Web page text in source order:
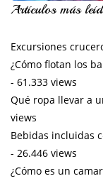
Artículos más
Excursiones
¿Cómo flotan los
- 61.333 views
Qué ropa llevar a
views
Bebidas incluidas
- 26.446 views
¿Cómo es un